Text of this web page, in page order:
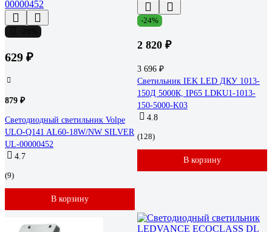
629 ₽
879 ₽
Светодиодный светильник Volpe
ULO-Q141 AL60-18W/NW SILVER
UL-00000452
4.7
(9)
В корзину
-24%
2 820 ₽
3 696 ₽
Светильник IEK LED ДКУ 1013-
150Д 5000К, IP65 LDKU1-1013-
150-5000-K03
4.8
(128)
В корзину